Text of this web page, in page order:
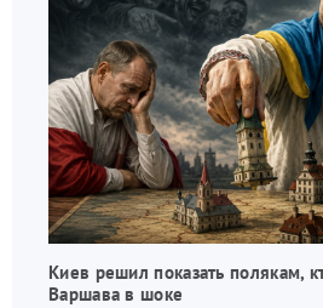
Киев решил показать полякам,
Варшава в шоке